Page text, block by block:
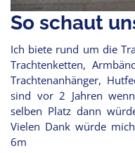
So schaut
Ich biete rund um die
Trachtenketten,
Trachtenanhänger,
sind vor 2 Jahren
selben Platz dann
Vielen Dank würde
6m